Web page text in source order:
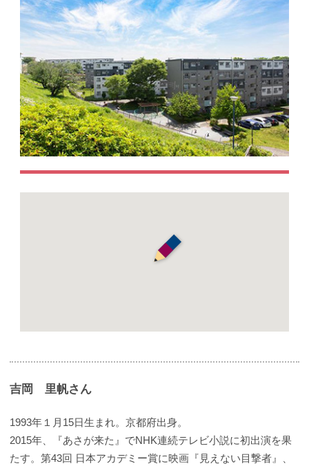
吉岡 里帆さん
1993年１月15日生まれ。京都府出身。
2015年、『あさが来た』でNHK連続テレビ小説に初出演を果
たす。第43回 日本アカデミー賞に映画『見えない目撃者』、